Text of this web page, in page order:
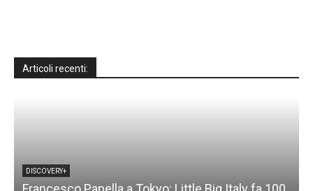
Articoli recenti:
DISCOVERY+